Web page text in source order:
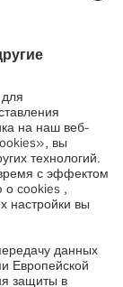
для
может
и